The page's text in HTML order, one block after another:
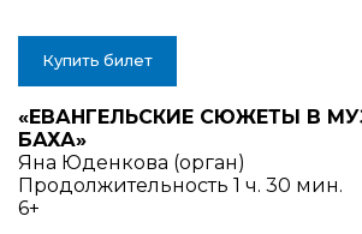
Купить билет
«ЕВАНГЕЛЬСКИЕ СЮЖЕТЫ В
БАХА»
Яна Юденкова (орган)
Продолжительность 1 ч. 30 мин.
6+